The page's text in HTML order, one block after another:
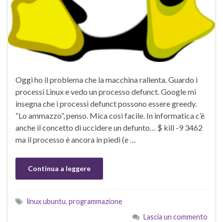
Oggi ho il problema che la macchina rallenta. Guardo i
processi Linux e vedo un processo defunct. Google mi
insegna che i processi defunct possono essere greedy.
“Lo ammazzo”, penso. Mica così facile. In informatica c’è
anche il concetto di uccidere un defunto… $ kill -9 3462
ma il processo è ancora in piedi (e …
Continua a leggere
linux ubuntu, programmazione
Lascia un commento